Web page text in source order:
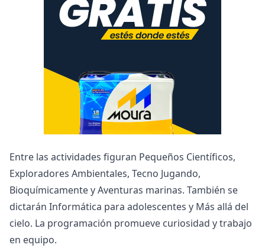
Entre las actividades figuran Pequeños Científicos,
Exploradores Ambientales, Tecno Jugando,
Bioquímicamente y Aventuras marinas. También se
dictarán Informática para adolescentes y Más allá del
cielo. La programación promueve curiosidad y trabajo
en equipo.